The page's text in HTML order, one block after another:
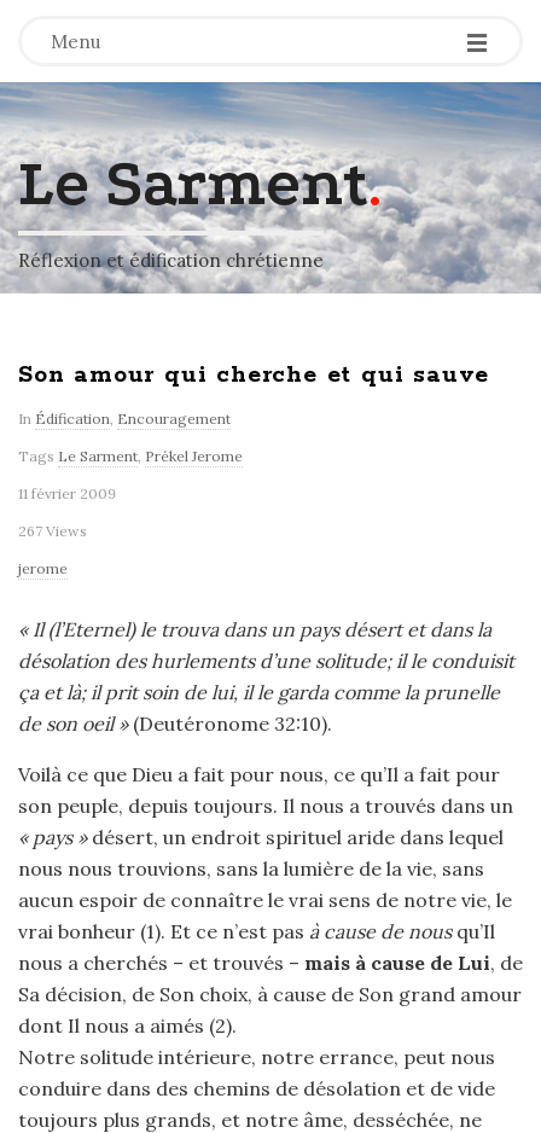
Menu -
-
-
Le Sarment.
Réflexion et édification chrétienne
Son amour qui cherche et qui sauve
In Édification, Encouragement
Tags Le Sarment, Prékel Jerome
11 février 2009
267 Views
jerome
« Il (l’Eternel) le trouva dans un pays désert et dans la
désolation des hurlements d’une solitude; il le conduisit
ça et là; il prit soin de lui, il le garda comme la prunelle
de son oeil »(Deutéronome 32:10).
Voilà ce que Dieu a fait pour nous, ce qu’Il a fait pour
son peuple, depuis toujours. Il nous a trouvés dans un
« pays »désert, un endroit spirituel aride dans lequel
nous nous trouvions, sans la lumière de la vie, sans
aucun espoir de connaître le vrai sens de notre vie, le
vrai bonheur (1). Et ce n’est pas à cause de nousqu’Il
nous a cherchés – et trouvés – mais à cause de Lui, de
Sa décision, de Son choix, à cause de Son grand amour
dont Il nous a aimés (2).
Notre solitude intérieure, notre errance, peut nous
conduire dans des chemins de désolation et de vide
toujours plus grands, et notre âme, desséchée, ne